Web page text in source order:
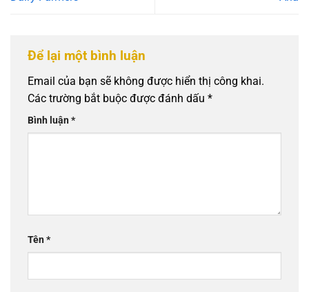
Để lại một bình luận
Email của bạn sẽ không được hiển thị công khai.
Các trường bắt buộc được đánh dấu *
Bình luận*
Tên*